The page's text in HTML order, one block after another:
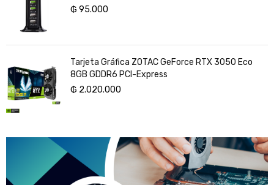
₲ 95.000
Tarjeta Gráfica ZOTAC GeForce RTX 3050 Eco
8GB GDDR6 PCI-Express
₲ 2.020.000